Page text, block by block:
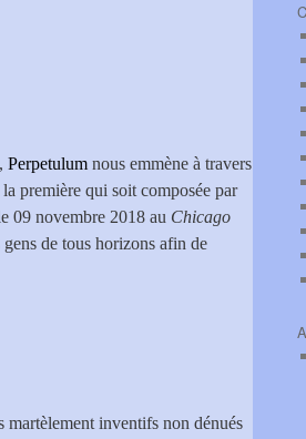
, Perpetulum nous emmène à travers
première qui soit composée par
09 novembre 2018 au Chicago
de tous horizons afin de
martèlement inventifs non dénués